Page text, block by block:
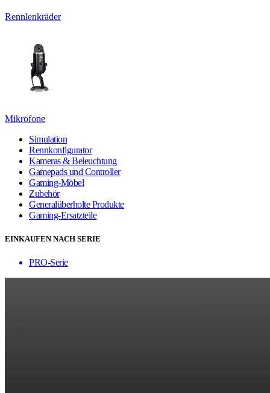
Rennlenkräder
Mikrofone
Simulation
Rennkonfigurator
Kameras & Beleuchtung
Gamepads und Controller
Gaming-Möbel
Zubehör
Generalüberholte Produkte
Gaming-Ersatzteile
EINKAUFEN NACH SERIE
PRO-Serie